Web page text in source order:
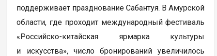
поддерживает празднование Сабантуя. В Амурской
области, где проходит международный фестиваль
«Российско-китайская ярмарка культуры
и искусства», число бронирований увеличилось